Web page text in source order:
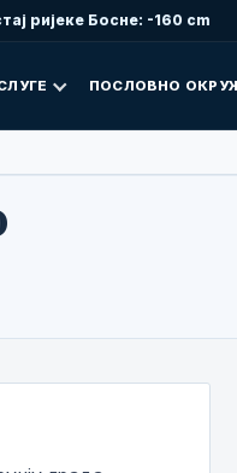
ријеке Босне: -160 cm
ПОСЛОВНО